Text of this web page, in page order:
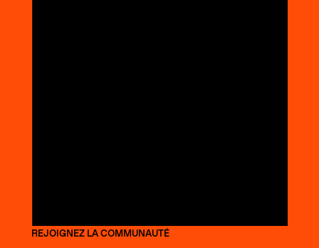
REJOIGNEZ LA COMMUNAUTÉ